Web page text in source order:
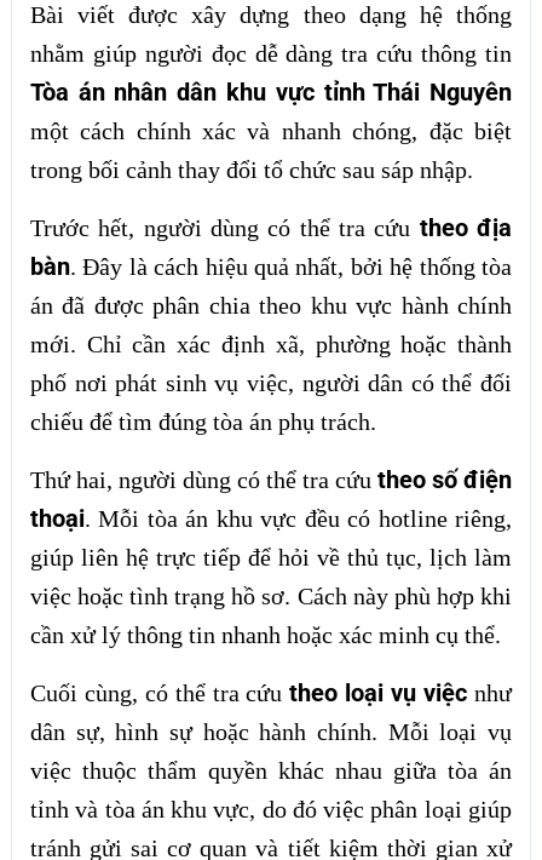
Bài viết được xây dựng theo dạng hệ thống
nhằm giúp người đọc dễ dàng tra cứu thông tin
Tòa án nhân dân khu vực tỉnh Thái Nguyên
một cách chính xác và nhanh chóng, đặc biệt
trong bối cảnh thay đổi tổ chức sau sáp nhập.
Trước hết, người dùng có thể tra cứu theo địa
bàn. Đây là cách hiệu quả nhất, bởi hệ thống tòa
án đã được phân chia theo khu vực hành chính
mới. Chỉ cần xác định xã, phường hoặc thành
phố nơi phát sinh vụ việc, người dân có thể đối
chiếu để tìm đúng tòa án phụ trách.
Thứ hai, người dùng có thể tra cứutheo số điện
thoại. Mỗi tòa án khu vực đều có hotline riêng,
giúp liên hệ trực tiếp để hỏi về thủ tục, lịch làm
việc hoặc tình trạng hồ sơ. Cách này phù hợp khi
cần xử lý thông tin nhanh hoặc xác minh cụ thể.
Cuối cùng, có thể tra cứutheo loại vụ việc như
dân sự, hình sự hoặc hành chính. Mỗi loại vụ
việc thuộc thẩm quyền khác nhau giữa tòa án
tỉnh và tòa án khu vực, do đó việc phân loại giúp
tránh gửi sai cơ quan và tiết kiệm thời gian xử